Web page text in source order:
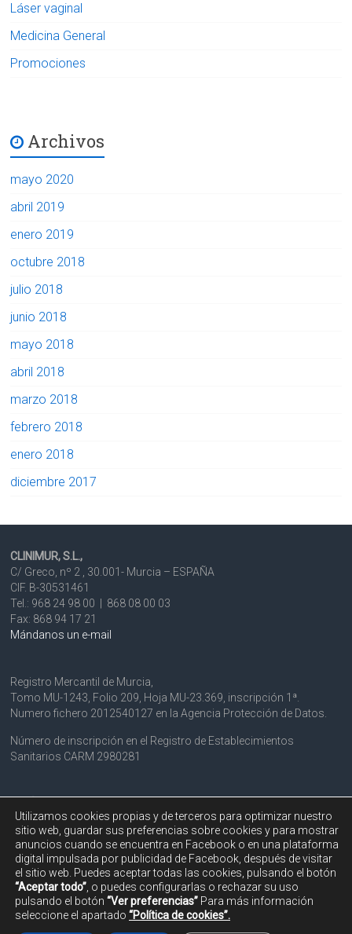
Láser vaginal
Medicina General
Promociones
Archivos
mayo 2020
abril 2019
enero 2019
octubre 2018
julio 2018
junio 2018
mayo 2018
abril 2018
marzo 2018
febrero 2018
enero 2018
diciembre 2017
CLINIMUR, S.L.,
C/ Greco, nº 2 , 30.001- Murcia – ESPAÑA
CIF. B-30531461
Tel.: 968 24 98 00 | 868 08 00 03
Fax: 868 94 17 21
Mándanos un e-mail
Registro Mercantil de Murcia,
Tomo MU-1243, Folio 209, Hoja MU-23.369, inscripción 1ª.
Numero fichero 2012540127 en la Agencia Protección de Datos.
Número de inscripción en el Registro de Establecimientos
Sanitarios CARM 2980281
AVISO LEGAL
POLÍTICA DE COOKIES
Utilizamos cookies propias y de terceros para optimizar nuestro
sitio web, guardar sus preferencias sobre cookies y para mostrar
anuncios cuando se encuentra en Facebook o en una plataforma
digital impulsada por publicidad de Facebook, después de visitar
el sitio web. Puedes aceptar todas las cookies, pulsando el botón
“Aceptar todo” , o puedes configurarlas o rechazar su uso
pulsando el botón “Ver preferencias” Para más información
seleccione el apartado “Política de cookies”.